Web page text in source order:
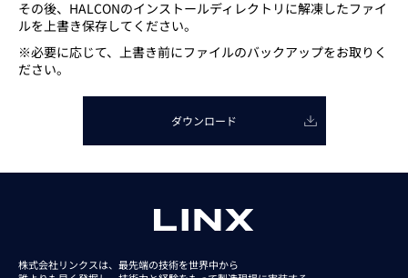
その後、HALCONのインストールディレクトリに解凍したファイ
ルを上書き保存してください。
※必要に応じて、上書き前にファイルのバックアップをお取りく
ださい。
ダウンロード
株式会社リンクスは、最先端の技術を世界中から